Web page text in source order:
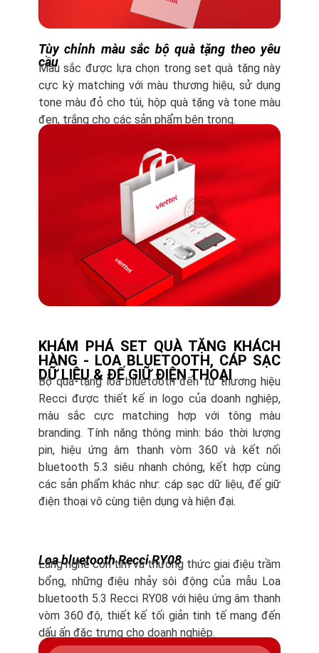
Tùy chỉnh màu sắc bộ quà tặng theo yêu
cầu
Màu sắc được lựa chọn trong set quà tặng này
cực kỳ matching với màu thương hiệu, sử dụng
tone màu đỏ cho túi, hộp quà tặng và tone màu
đen, trắng cho các sản phẩm bên trong.
KHÁM PHÁ SET QUÀ TẶNG KHÁCH
HÀNG - LOA BLUETOOTH, CÁP SẠC
DỮ LIỆU & ĐẾ GIỮ ĐIỆN THOẠI
Bộ quà tặng loa bluetooth đến từ thương hiệu
Recci được thiết kế in logo của doanh nghiệp,
màu sắc cực matching hợp với tông màu
branding. Tính năng thông minh: báo thời lượng
pin, hiệu ứng âm thanh vòm 360 và kết nối
bluetooth 5.3 siêu nhanh chóng, kết hợp cùng
các sản phẩm khác như: cáp sạc dữ liệu, đế giữ
điện thoại vô cùng tiện dụng và hiện đại.
Loa bluetooth Recci RY08
Lắng nghe con tim và thưởng thức giai điệu trầm
bổng, những điệu nhảy sôi động của mẫu Loa
bluetooth 5.3 Recci RY08 với hiệu ứng âm thanh
vòm 360 độ, thiết kế tối giản tinh tế mang đến
dấu ấn đặc trưng cho doanh nghiệp.